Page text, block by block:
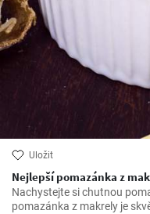
Uložit
Nejlepší pomazánka z
Nachystejte si chutnou
pomazánka z makrely je